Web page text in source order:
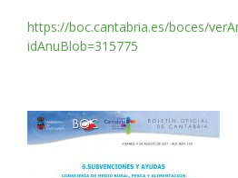
https://boc.cantabria.es/boces/
idAnuBlob=315775